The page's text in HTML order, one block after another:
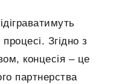
Згідно з
концесія – це
партнерства